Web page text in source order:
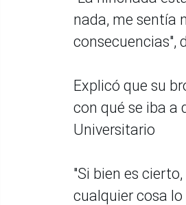
nada, me sentía
consecuencias",
Explicó que su
con qué se iba a
Universitario
"Si bien es
cualquier cosa